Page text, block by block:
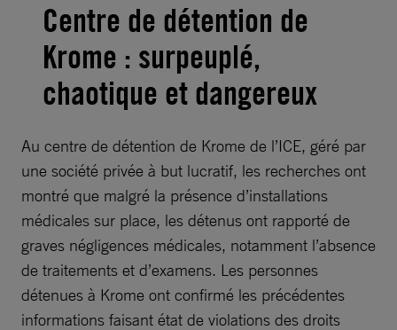
Centre de détention de
Krome : surpeuplé,
chaotique et dangereux
Au centre de détention de Krome de l’ICE, géré par
une société privée à but lucratif, les recherches ont
montré que malgré la présence d’installations
médicales sur place, les détenus ont rapporté de
graves négligences médicales, notamment l’absence
de traitements et d’examens. Les personnes
détenues à Krome ont confirmé les précédentes
informations faisant état de violations des droits